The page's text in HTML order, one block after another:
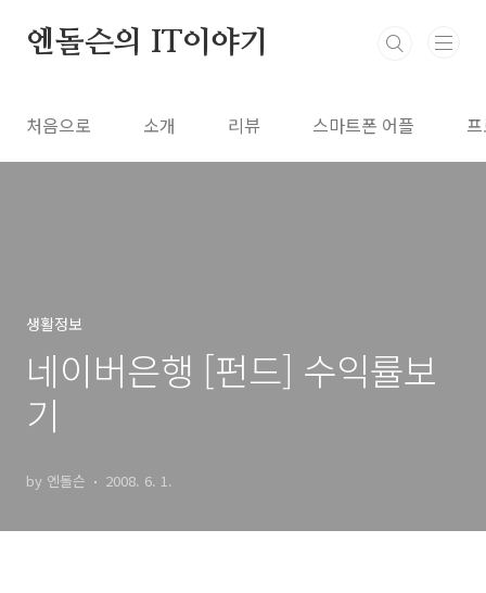
엔돌슨의 IT이야기
처음으로 소개 리뷰 스마트폰 어플
생활정보
네이버은행 [펀드] 수익률보
기
by 엔돌슨 2008. 6. 1.